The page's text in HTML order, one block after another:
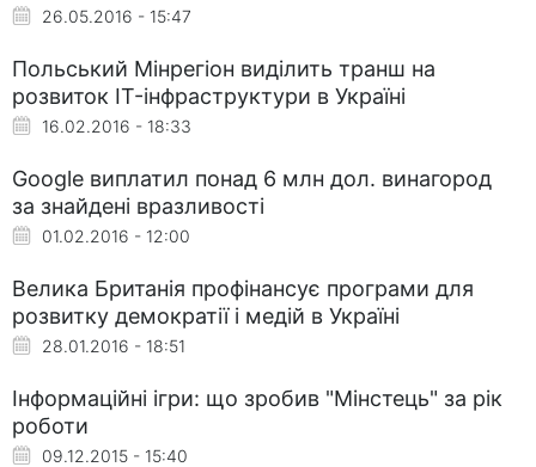
26.05.2016 - 15:47
Польський Мінрегіон виділить транш на
розвиток IT-інфраструктури в Україні
16.02.2016 - 18:33
Google виплатил понад 6 млн дол. винагород
за знайдені вразливості
01.02.2016 - 12:00
Велика Британія профінансує програми для
розвитку демократії і медій в Україні
28.01.2016 - 18:51
Інформаційні ігри: що зробив "Мінстець" за рік
роботи
09.12.2015 - 15:40